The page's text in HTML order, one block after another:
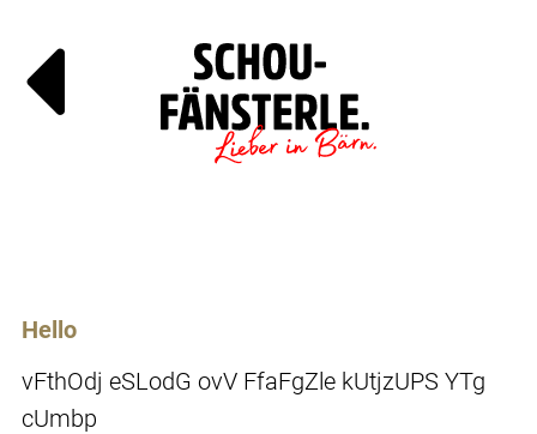
Hello
vFthOdj eSLodG ovV FfaFgZle kUtjzUPS YTg
cUmbp